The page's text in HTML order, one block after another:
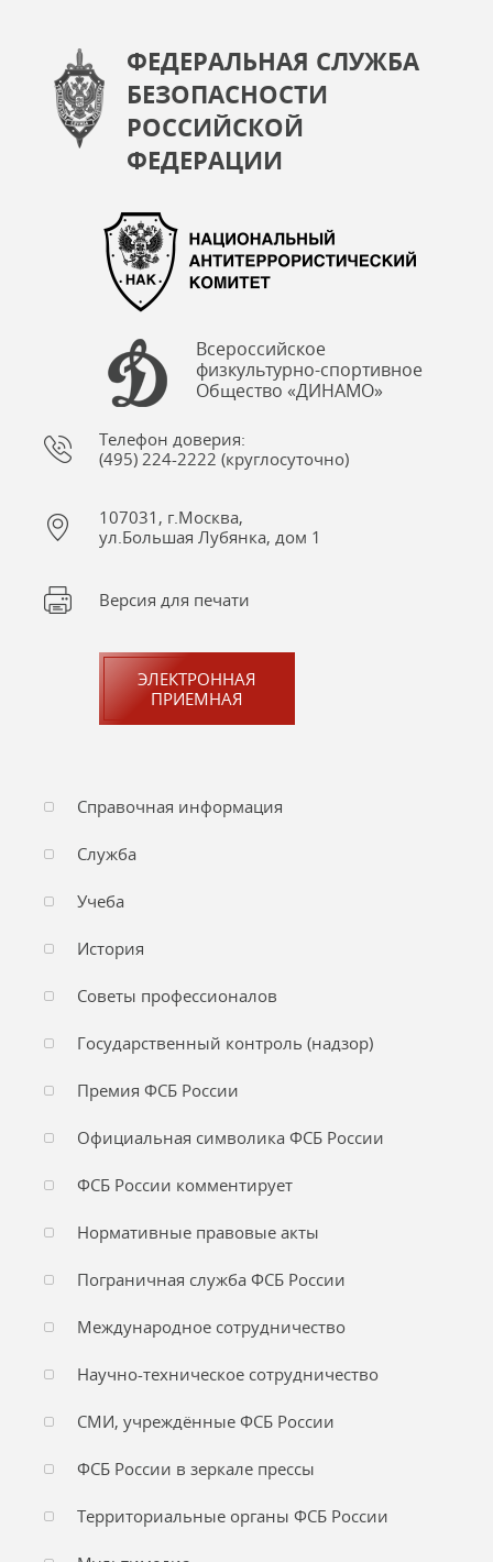
ФЕДЕРАЛЬНАЯ СЛУЖБА
БЕЗОПАСНОСТИ
РОССИЙСКОЙ
ФЕДЕРАЦИИ
Всероссийское
физкультурно-спортивное
Общество «ДИНАМО»
Телефон доверия:
(495) 224-2222 (круглосуточно)
107031, г.Москва,
ул.Большая Лубянка, дом 1
Версия для печати
ЭЛЕКТРОННАЯ
ПРИЕМНАЯ
Справочная информация
Служба
Учеба
История
Советы профессионалов
Государственный контроль (надзор)
Премия ФСБ России
Официальная символика ФСБ России
ФСБ России комментирует
Нормативные правовые акты
Пограничная служба ФСБ России
Международное сотрудничество
Научно-техническое сотрудничество
СМИ, учреждённые ФСБ России
ФСБ России в зеркале прессы
Территориальные органы ФСБ России